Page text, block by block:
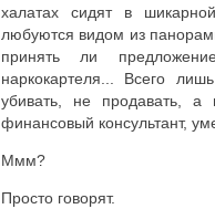
халатах сидят в
любуются видом из
принять ли
наркокартеля... Всего
убивать, не продавать,
финансовый консультант,
Ммм?
Просто говорят.